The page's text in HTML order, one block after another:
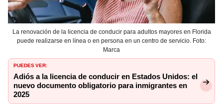
La renovación de la licencia de conducir para adultos mayores en Florida
puede realizarse en línea o en persona en un centro de servicio. Foto:
Marca
PUEDES VER:
Adiós a la licencia de conducir en Estados Unidos: el
nuevo documento obligatorio para inmigrantes en
2025